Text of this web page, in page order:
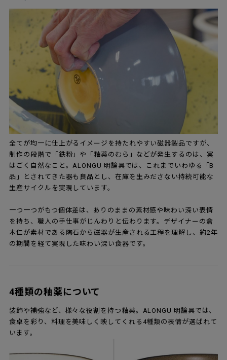
全てが均一に仕上がるイメージを持たれやすい磁器製品ですが、
制作の段階で「鉄粉」や「釉薬のむら」などが発生するのは、実
はごく自然なこと。ALONGU 明論具では、これまでいわゆる「B
品」とされてきた器も良品とし、在庫を生みださない持続可能な
生産サイクルを実現しています。
一つ一つがもつ個体差は、ありのままの素材感や味わい深い表情
を持ち、職人の手仕事がじんわりと伝わります。デザイナーの倉
本仁が素材である陶石から磁器が生産される工程を理解し、約2年
の期間を経て実現した味わい深い食器です。
4種類の釉薬について
装飾や補強など、様々な役割を持つ釉薬。ALONGU 明論具では、
食卓を彩り、料理を美味しく映してくれる4種類の表情が選ばれて
います。